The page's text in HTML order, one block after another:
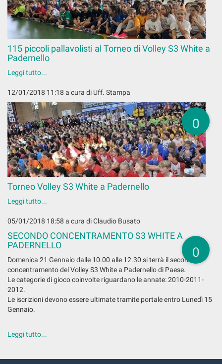
115 piccoli pallavolisti al Torneo di Volley S3 White a
Padernello
Leggi tutto...
12/01/2018 11:18 a cura di Uff. Stampa
0
Torneo Volley S3 White a Padernello
Leggi tutto...
05/01/2018 18:58 a cura di Claudio Busato
0
SECONDO CONCENTRAMENTO S3 WHITE A
PADERNELLO
Domenica 21 Gennaio dalle 10.00 alle 12.30 si terrà il secondo
concentramento del Volley S3 White a Padernello di Paese.
Le categorie di gioco coinvolte riguardano le annate: 2010-2011-
2012.
Le iscrizioni devono essere ultimate tramite portale entro Lunedì 15
Gennaio.
Leggi tutto...